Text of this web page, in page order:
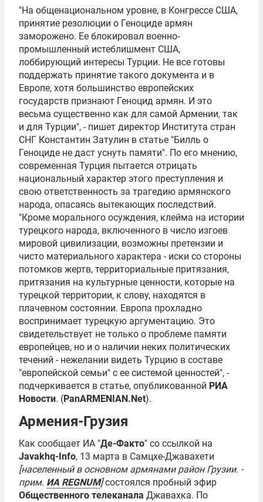
"На общенациональном уровне, в Конгрессе США,
принятие резолюции о Геноциде армян
заморожено. Ее блокировал военно-
промышленный истеблишмент США,
лоббирующий интересы Турции. Не все готовы
поддержать принятие такого документа и в
Европе, хотя большинство европейских
государств признают Геноцид армян. И это
весьма существенно как для самой Армении, так
и для Турции", - пишет директор Института стран
СНГ Константин Затулин в статье "Билль о
Геноциде не даст уснуть памяти". По его мнению,
современная Турция пытается отрицать
национальный характер этого преступления и
свою ответственность за трагедию армянского
народа, опасаясь вытекающих последствий.
"Кроме морального осуждения, клейма на истории
турецкого народа, включенного в число изгоев
мировой цивилизации, возможны претензии и
чисто материального характера - иски со стороны
потомков жертв, территориальные притязания,
притязания на культурные ценности, которые на
турецкой территории, к слову, находятся в
плачевном состоянии. Европа прохладно
воспринимает турецкую аргументацию. Это
свидетельствует не только о проблеме памяти
европейцев, но и о наличии неких политических
течений - нежелании видеть Турцию в составе
"европейской семьи" с ее системой ценностей", -
подчеркивается в статье, опубликованной РИА
Новости. (PanARMENIAN.Net).
Армения-Грузия
Как сообщает ИА "Де-Факто" со ссылкой на
Javakhq-Info, 13 марта в Самцхе-Джавахети
[населенный в основном армянами район Грузии. -
прим. ИА REGNUM]состоялся пробный эфир
Общественного телеканала Джавахка. По